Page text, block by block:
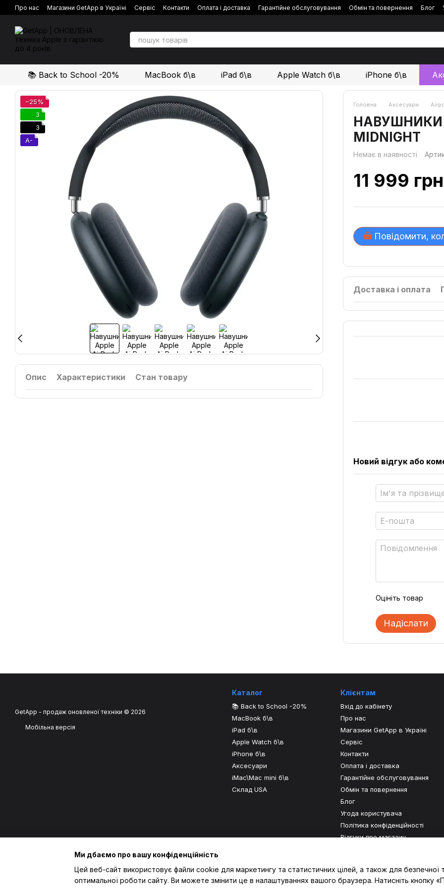
Перейти до основного контенту
Про нас Магазини GetApp в Україні Сервіс Контакти Оплата і доставка Гарантійне обслуговування Обмін та повернення Блог
Політика конфіденційності
Відгуки про магазин
📚 Back to School -20% MacBook б\в iPad б\в Apple Watch б\в iPhone б\в
−25%
3
3
A-
Опис Характеристики Стан товару
Головна Аксесуари
НАВУШНИКИ
MIDNIGHT
Немає в наявності
11 999 грн
Повідомити,
Доставка і оплата
Новий відгук або
Оцініть товар
Надіслати
GetApp - продаж оновленої техніки © 2026
Мобільна версія
Каталог
📚 Back to School -20%
MacBook б\в
iPad б\в
Apple Watch б\в
iPhone б\в
Аксесуари
iMac\Mac mini б\в
Склад USA
Клієнтам
Вхід до кабінету
Про нас
Магазини GetApp в Україні
Сервіс
Контакти
Оплата і доставка
Гарантійне обслуговування
Обмін та повернення
Блог
Угода користувача
Політика конфіденційності
Відгуки про магазин
Ми дбаємо про вашу конфіденційність
Цей веб-сайт використовує файли cookie для маркетингу та статистичних цілей, а також для безпечної
оптимальної роботи сайту. Ви можете змінити це в налаштуваннях вашого браузера. Натисніть кнопку